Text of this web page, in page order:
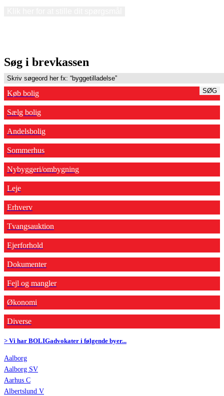
Søg i brevkassen
SØG
Køb bolig
Sælg bolig
Andelsbolig
Sommerhus
Nybyggeri/ombygning
Leje
Erhverv
Tvangsauktion
Ejerforhold
Dokumenter
Fejl og mangler
Økonomi
Diverse
> Vi har BOLIGadvokater i følgende byer...
Aalborg
Aalborg SV
Aarhus C
Albertslund V